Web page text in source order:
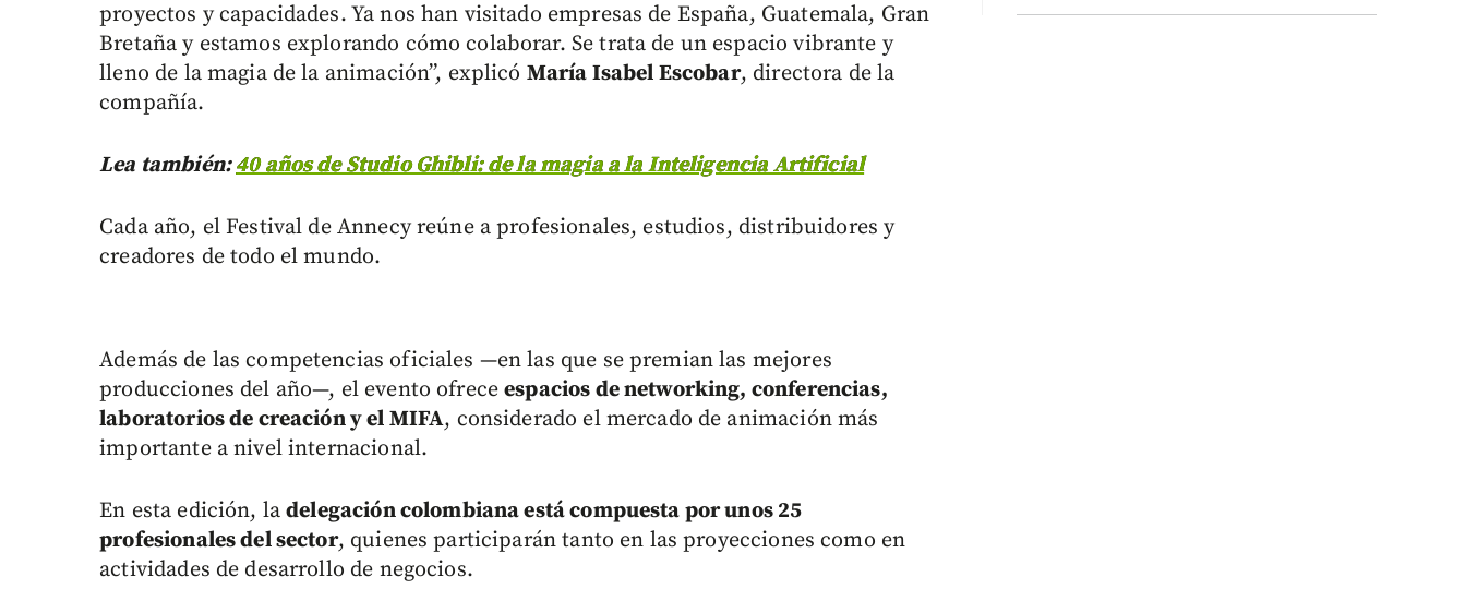
proyectos y capacidades. Ya nos han visitado empresas de España, Guatemala, Gran
Bretaña y estamos explorando cómo colaborar. Se trata de un espacio vibrante y
lleno de la magia de la animación”, explicó María Isabel Escobar, directora de la
compañía.
Lea también:40 años de Studio Ghibli: de la magia a la Inteligencia Artificial
Cada año, el Festival de Annecy reúne a profesionales, estudios, distribuidores y
creadores de todo el mundo.
Además de las competencias oficiales —en las que se premian las mejores
producciones del año—, el evento ofreceespacios de networking, conferencias,
laboratorios de creación y el MIFA, considerado el mercado de animación más
importante a nivel internacional.
En esta edición, ladelegación colombiana está compuesta por unos 25
profesionales del sector, quienes participarán tanto en las proyecciones como en
actividades de desarrollo de negocios.